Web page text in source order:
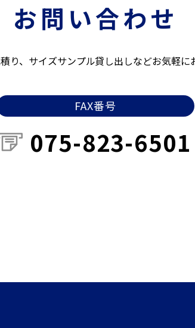
お問い合わせ
り、サイズサンプル貸し出しなどお気軽に
FAX番号
075-823-6501